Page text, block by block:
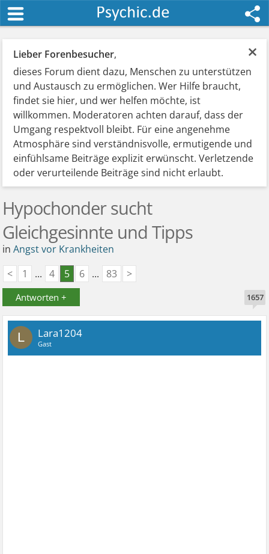
×
Lieber Forenbesucher,
dieses Forum dient dazu, Menschen zu unterstützen
und Austausch zu ermöglichen. Wer Hilfe braucht,
findet sie hier, und wer helfen möchte, ist
willkommen. Moderatoren achten darauf, dass der
Umgang respektvoll bleibt. Für eine angenehme
Atmosphäre sind verständnisvolle, ermutigende und
einfühlsame Beiträge explizit erwünscht. Verletzende
oder verurteilende Beiträge sind nicht erlaubt.
Hypochonder sucht
Gleichgesinnte und Tipps
inAngst vor Krankheiten
<
1 ... 4 5 6 ... 83 >
Antworten + 1657
L Lara1204
Gast